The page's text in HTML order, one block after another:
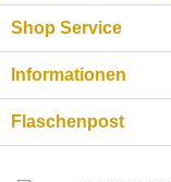
Shop Service
Informationen
Flaschenpost